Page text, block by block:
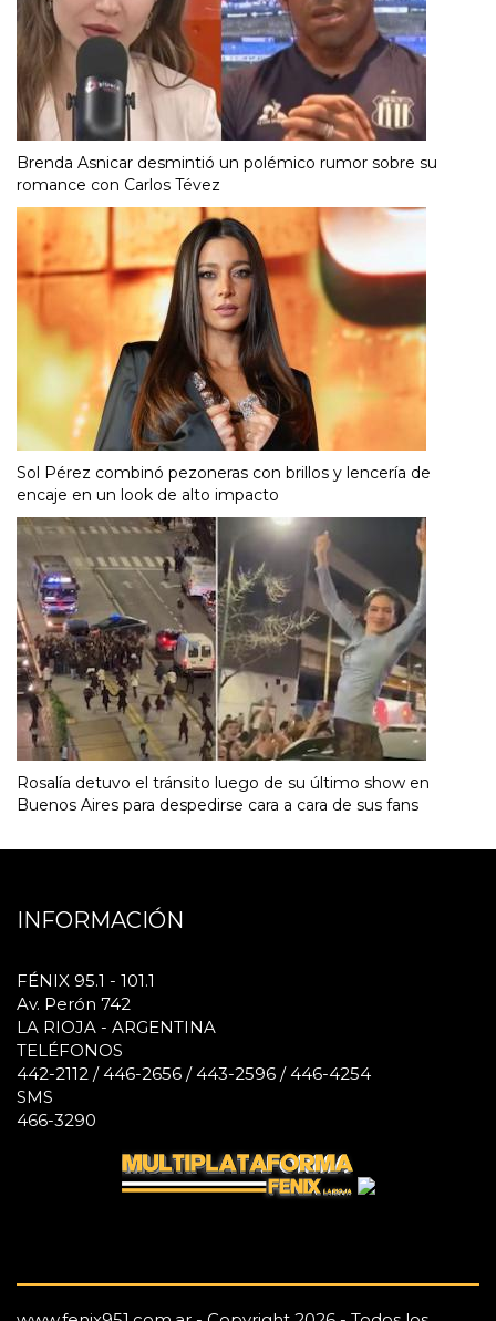
Brenda Asnicar desmintió un polémico rumor sobre su
romance con Carlos Tévez
Sol Pérez combinó pezoneras con brillos y lencería de
encaje en un look de alto impacto
Rosalía detuvo el tránsito luego de su último show en
Buenos Aires para despedirse cara a cara de sus fans
INFORMACIÓN
FÉNIX 95.1 - 101.1
Av. Perón 742
LA RIOJA - ARGENTINA
TELÉFONOS
442-2112 / 446-2656 / 443-2596 / 446-4254
SMS
466-3290